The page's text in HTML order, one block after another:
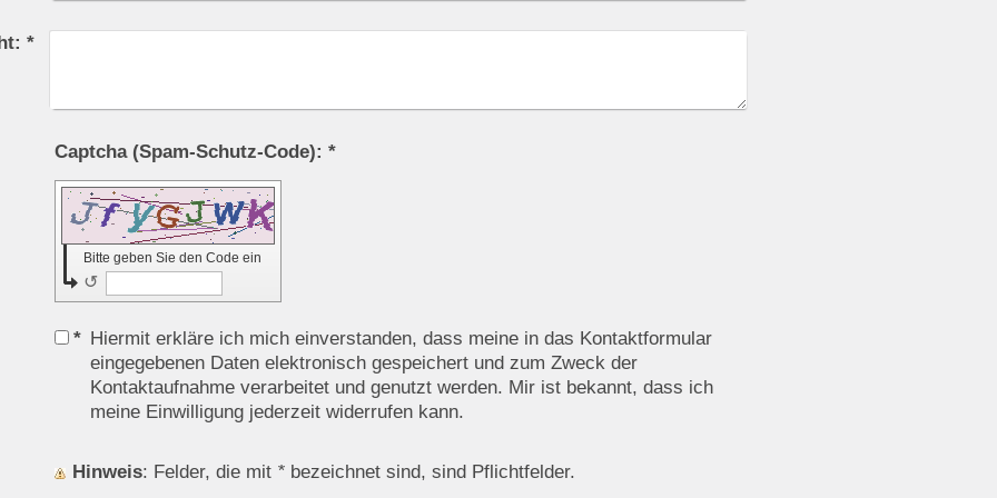
*
Captcha (Spam-Schutz-Code): *
Bitte geben Sie den Code ein
↺
* Hiermit erkläre ich mich einverstanden, dass meine in das Kontaktformular
eingegebenen Daten elektronisch gespeichert und zum Zweck der
Kontaktaufnahme verarbeitet und genutzt werden. Mir ist bekannt, dass ich
meine Einwilligung jederzeit widerrufen kann.
Hinweis : Felder, die mit * bezeichnet sind, sind Pflichtfelder.